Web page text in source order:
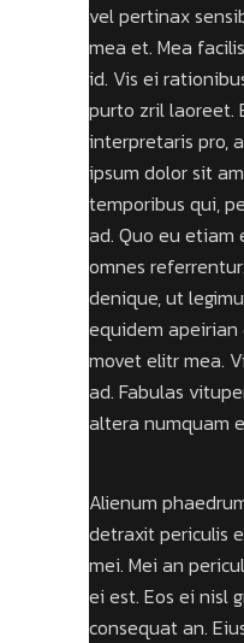
vel pertinax
mea et. Mea
id. Vis ei
purto zril laoreet.
interpretaris pro,
ipsum dolor sit
temporibus qui,
ad. Quo eu etiam
omnes
denique, ut
equidem apeirian
movet elitr mea.
ad. Fabulas
altera numquam
Alienum
detraxit periculis
mei. Mei an
ei est. Eos ei nisl
consequat an.